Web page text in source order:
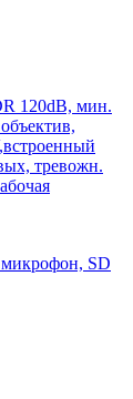
120dB, мин.
тревожн.
SD